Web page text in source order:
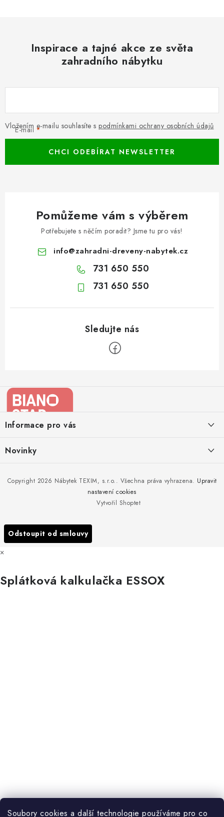
Soubory cookies a další technologie používáme pro co
Inspirace a tajné akce ze světa
zahradního nábytku
E-mail
Vložením e-mailu souhlasíte s podmínkami ochrany osobních údajů
CHCI ODEBÍRAT NEWSLETTER
Pomůžeme vám s výběrem
Potřebujete s něčím poradit? Jsme tu pro vás!
info@zahradni-dreveny-nabytek.cz
731 650 550
731 650 550
aInformace pro vás
Kontakty
Doprava nábytku k Vám
Reklamace
Nákup na splátky ESSOX
Novinky
to!
Nakupujte zahradní nábytek i v zimě
Podzimní očista a úklid zahradního nábytku
Vytvořil Shoptet
Copyright 2026 Nábytek TEXIM, s.r.o.. Všechna práva vyhrazena. Upravit
nastavení cookies
Odstoupit od smlouvy
×
Splátková kalkulačka ESSOX